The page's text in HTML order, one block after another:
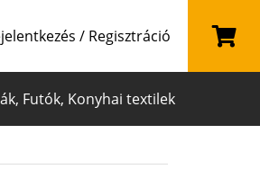
/ Regisztráció
Futók, Konyhai textilek